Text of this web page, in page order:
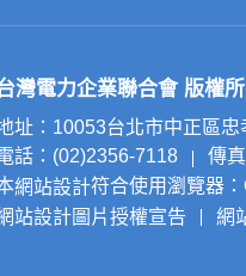
灣電力企業聯合會 版權
址：10053台北市中正區
話：(02)2356-7118
傳
網站設計符合使用瀏覽器
站設計圖片授權宣告
網